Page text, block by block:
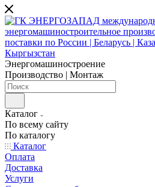
Энергомашиностроение
Производство | Монтаж
Каталог
По всему сайту
По каталогу
Каталог
Оплата
Доставка
Услуги